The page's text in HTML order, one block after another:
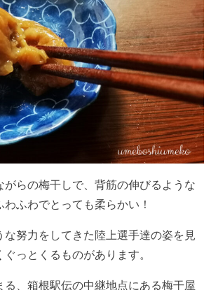
がらの梅干しで、背筋の伸びるような
ふわでとっても柔らかい！
な努力をしてきた陸上選手達の姿を見
っとくるものがあります。
る、箱根駅伝の中継地点にある梅干屋